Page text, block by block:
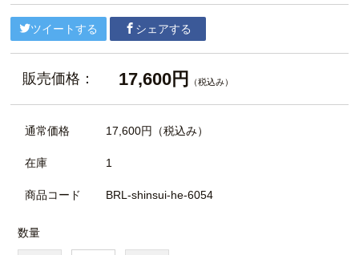
ツイートする シェアする
販売価格： 17,600円 （税込み）
通常価格 17,600円 （税込み）
在庫 1
商品コード BRL-shinsui-he-6054
数量